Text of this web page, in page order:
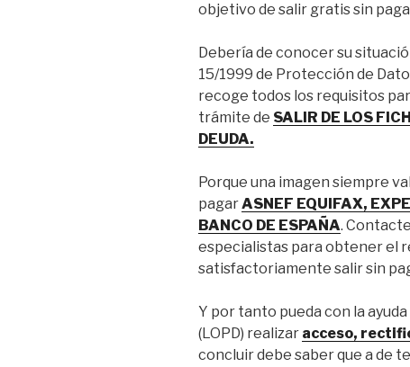
objetivo de salir gratis sin
Debería de conocer su
15/1999 de Protección de
recoge todos los requisitos
trámite de SALIR DE LOS
DEUDA.
Porque una imagen siempre
pagarASNEF EQUIFAX,
BANCO DE ESPAÑA.
especialistas para obtener el
satisfactoriamente salir sin
Y por tanto pueda con la
(LOPD) realizar acceso,
concluir debe saber que a de